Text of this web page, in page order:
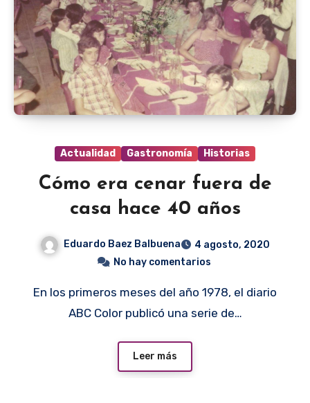
Actualidad Gastronomía Historias
Cómo era cenar fuera de
casa hace 40 años
Eduardo Baez Balbuena
4 agosto, 2020
No hay comentarios
En los primeros meses del año 1978, el diario
ABC Color publicó una serie de…
Leer más